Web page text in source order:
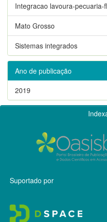
Integracao lavoura-pecuaria-
Mato Grosso
Sistemas integrados
Ano de publicação
2019
Suportado por